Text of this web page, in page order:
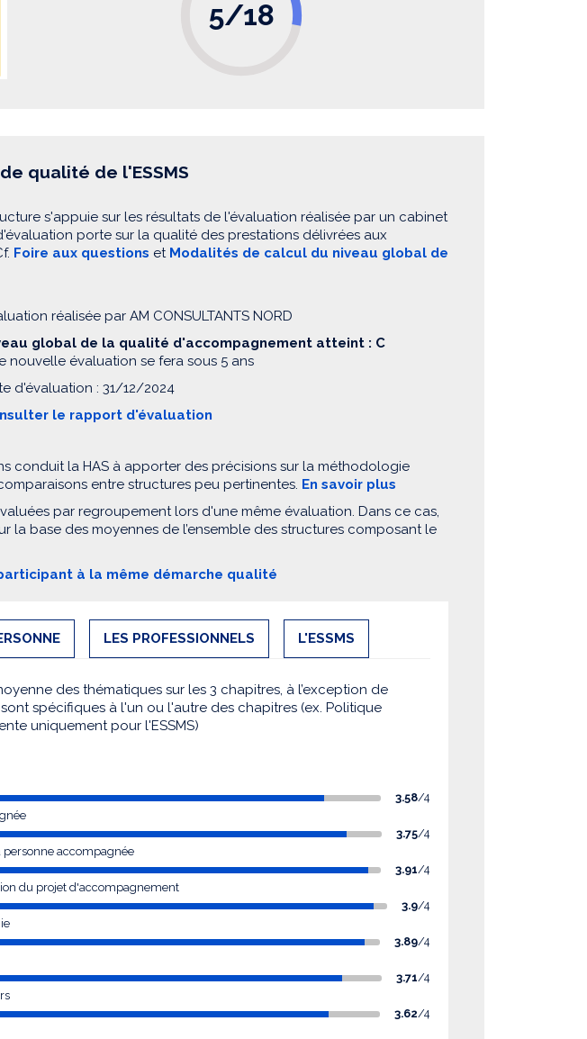
5/18
qualité de l'ESSMS
s'appuie sur les résultats de l'évaluation réalisée par un cabinet
porte sur la qualité des prestations délivrées aux
Foire aux questions et Modalités de calcul du niveau global de
réalisée par AM CONSULTANTS NORD
global de la qualité d'accompagnement atteint : C
nouvelle évaluation se fera sous 5 ans
d'évaluation : 31/12/2024
le rapport d'évaluation
conduit la HAS à apporter des précisions sur la méthodologie
entre structures peu pertinentes. En savoir plus
par regroupement lors d'une même évaluation. Dans ce cas,
la base des moyennes de l’ensemble des structures composant le
à la même démarche qualité
LES PROFESSIONNELS L'ESSMS
des thématiques sur les 3 chapitres, à l’exception de
spécifiques à l'un ou l'autre des chapitres (ex. Politique
uniquement pour l'ESSMS)
3.58/4
3.75/4
personne accompagnée
3.91/4
du projet d'accompagnement
3.9/4
3.89/4
3.71/4
3.62/4